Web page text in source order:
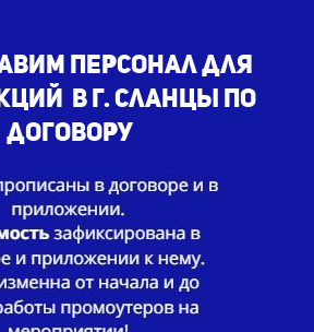
персонал для
в г. Сланцы по
договору